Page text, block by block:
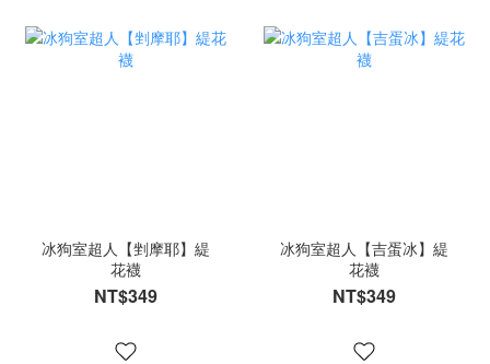
冰狗室超人【剉摩耶】緹
花襪
NT$349
冰狗室超人【吉蛋冰】緹
花襪
NT$349